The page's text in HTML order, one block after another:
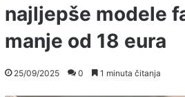
najljepše modele
manje od 18 eura
25/09/2025 0 1 minuta čitanja